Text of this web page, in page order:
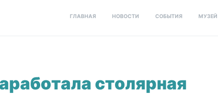
ГЛАВНАЯ НОВОСТИ СОБЫТИЯ МУЗЕЙ
столярная